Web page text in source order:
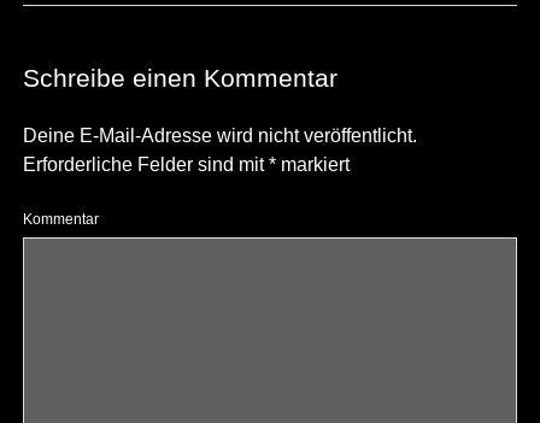
Schreibe einen Kommentar
Deine E-Mail-Adresse wird nicht veröffentlicht.
Erforderliche Felder sind mit*markiert
Kommentar